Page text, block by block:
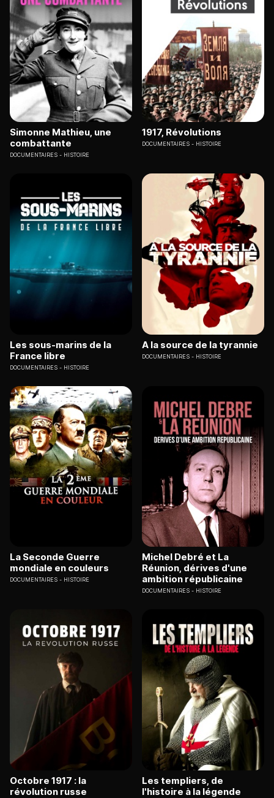
Simonne Mathieu, une
combattante
DOCUMENTAIRES HISTOIRE
1917, Révolutions
DOCUMENTAIRES HISTOIRE
Les sous-marins de la
France libre
DOCUMENTAIRES HISTOIRE
A la source de la tyrannie
DOCUMENTAIRES HISTOIRE
La Seconde Guerre
mondiale en couleurs
DOCUMENTAIRES HISTOIRE
Michel Debré et La
Réunion, dérives d'une
ambition républicaine
DOCUMENTAIRES HISTOIRE
Octobre 1917 : la
révolution russe
Les templiers, de
l'histoire à la légende